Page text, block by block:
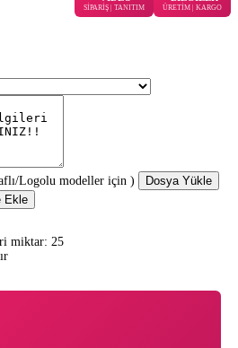
SİPARİŞ | TANITIM ÜRETİM | KARGO
Logolu modeller için )
Dosya Yükle
Ekle
miktar: 25